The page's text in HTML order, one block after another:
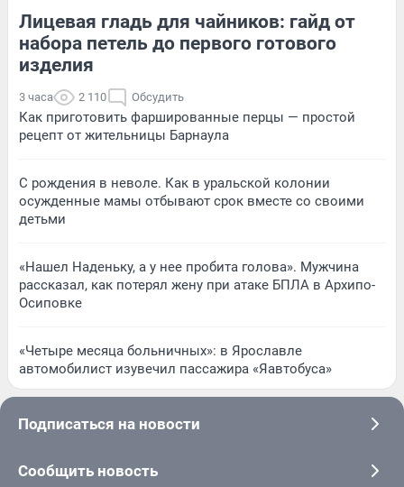
Лицевая гладь для чайников: гайд от
набора петель до первого готового
изделия
3 часа 2 110 Обсудить
Как приготовить фаршированные перцы — простой
рецепт от жительницы Барнаула
С рождения в неволе. Как в уральской колонии
осужденные мамы отбывают срок вместе со своими
детьми
«Нашел Наденьку, а у нее пробита голова». Мужчина
рассказал, как потерял жену при атаке БПЛА в Архипо-
Осиповке
«Четыре месяца больничных»: в Ярославле
автомобилист изувечил пассажира «Яавтобуса»
Подписаться на новости
Сообщить новость